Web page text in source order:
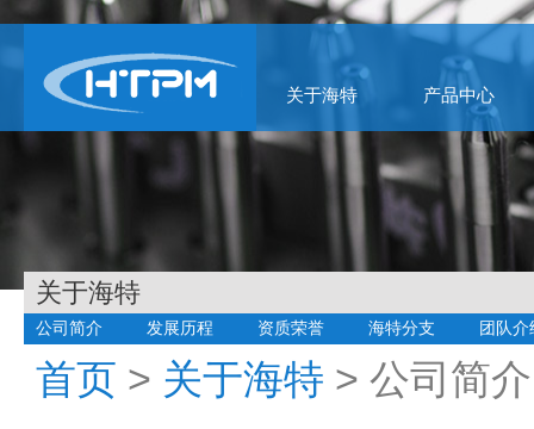
关于海特 产品中心
关于海特
公司简介 发展历程 资质荣誉 海特分支 团队介
首页 > 关于海特 > 公司简介